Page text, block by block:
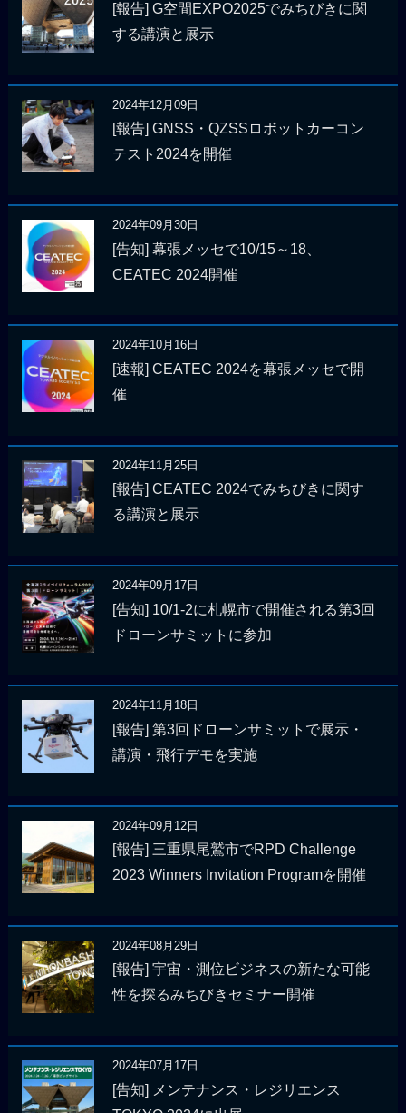
[報告] G空間EXPO2025でみちびきに関
する講演と展示
2024年12月09日
[報告] GNSS・QZSSロボットカーコン
テスト2024を開催
2024年09月30日
[告知] 幕張メッセで10/15～18、
CEATEC 2024開催
2024年10月16日
[速報] CEATEC 2024を幕張メッセで開
催
2024年11月25日
[報告] CEATEC 2024でみちびきに関す
る講演と展示
2024年09月17日
[告知] 10/1-2に札幌市で開催される第3回
ドローンサミットに参加
2024年11月18日
[報告] 第3回ドローンサミットで展示・
講演・飛行デモを実施
2024年09月12日
[報告] 三重県尾鷲市でRPD Challenge
2023 Winners Invitation Programを開催
2024年08月29日
[報告] 宇宙・測位ビジネスの新たな可能
性を探るみちびきセミナー開催
2024年07月17日
[告知] メンテナンス・レジリエンス